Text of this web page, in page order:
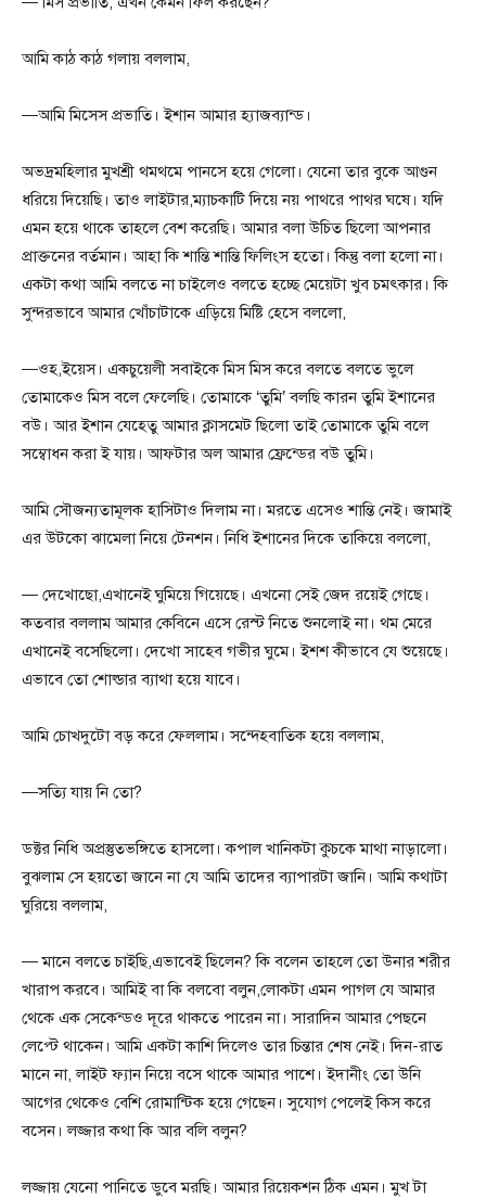
আমি কাঠ কাঠ গলায় বললাম,
—আমি মিসেস প্রভাতি। ইশান আমার হ্যাজব্যান্ড।
অভদ্রমহিলার মুখশ্রী থমথমে পানসে হয়ে গেলো। যেনো তার বুকে আগুন
ধরিয়ে দিয়েছি। তাও লাইটার,ম্যাচকাটি দিয়ে নয় পাথরে পাথর ঘষে। যদি
এমন হয়ে থাকে তাহলে বেশ করেছি। আমার বলা উচিত ছিলো আপনার
প্রাক্তনের বর্তমান। আহা কি শান্তি শান্তি ফিলিংস হতো। কিন্তু বলা হলো না।
একটা কথা আমি বলতে না চাইলেও বলতে হচ্ছে মেয়েটা খুব চমৎকার। কি
সুন্দরভাবে আমার খোঁচাটাকে এড়িয়ে মিষ্টি হেসে বললো,
—ওহ,ইয়েস। একচুয়েলী সবাইকে মিস মিস করে বলতে বলতে ভুলে
তোমাকেও মিস বলে ফেলেছি। তোমাকে ‘তুমি’ বলছি কারন তুমি ইশানের
বউ। আর ইশান যেহেতু আমার ক্লাসমেট ছিলো তাই তোমাকে তুমি বলে
সম্বোধন করা ই যায়। আফটার অল আমার ফ্রেন্ডের বউ তুমি।
আমি সৌজন্যতামূলক হাসিটাও দিলাম না। মরতে এসেও শান্তি নেই। জামাই
এর উটকো ঝামেলা নিয়ে টেনশন। নিধি ইশানের দিকে তাকিয়ে বললো,
— দেখোছো,এখানেই ঘুমিয়ে গিয়েছে। এখনো সেই জেদ রয়েই গেছে।
কতবার বললাম আমার কেবিনে এসে রেস্ট নিতে শুনলোই না। থম মেরে
এখানেই বসেছিলো। দেখো সাহেব গভীর ঘুমে। ইশশ কীভাবে যে শুয়েছে।
এভাবে তো শোল্ডার ব্যাথা হয়ে যাবে।
আমি চোখদুটো বড় করে ফেললাম। সন্দেহবাতিক হয়ে বললাম,
—সত্যি যায় নি তো?
ডক্টর নিধি অপ্রস্তুতভঙ্গিতে হাসলো। কপাল খানিকটা কুচকে মাথা নাড়ালো।
বুঝলাম সে হয়তো জানে না যে আমি তাদের ব্যাপারটা জানি। আমি কথাটা
ঘুরিয়ে বললাম,
— মানে বলতে চাইছি,এভাবেই ছিলেন? কি বলেন তাহলে তো উনার শরীর
খারাপ করবে। আমিই বা কি বলবো বলুন,লোকটা এমন পাগল যে আমার
থেকে এক সেকেন্ডও দূরে থাকতে পারেন না। সারাদিন আমার পেছনে
লেপ্টে থাকেন। আমি একটা কাশি দিলেও তার চিন্তার শেষ নেই। দিন-রাত
মানে না, লাইট ফ্যান নিয়ে বসে থাকে আমার পাশে। ইদানীং তো উনি
আগের থেকেও বেশি রোমান্টিক হয়ে গেছেন। সুযোগ পেলেই কিস করে
বসেন। লজ্জার কথা কি আর বলি বলুন?
লজ্জায় যেনো পানিতে ডুবে মরছি। আমার রিয়েকশন ঠিক এমন। মুখ টা